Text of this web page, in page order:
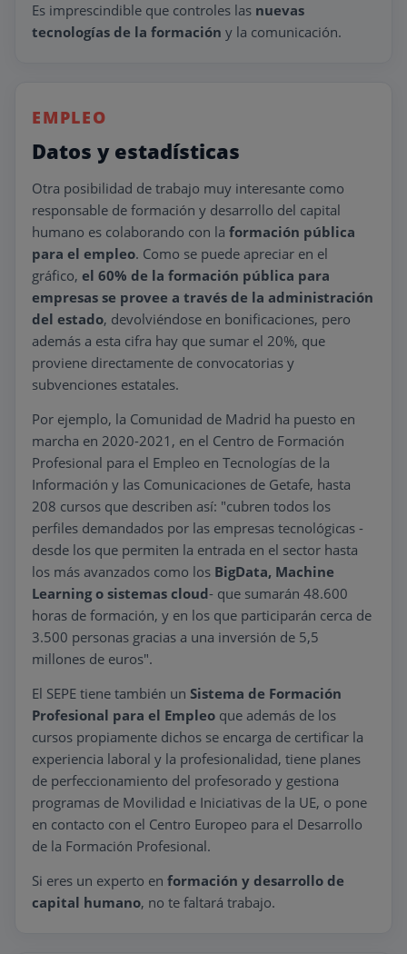
Es imprescindible que controles las nuevas
tecnologías de la formación y la comunicación.
EMPLEO
Datos y estadísticas
Otra posibilidad de trabajo muy interesante como
responsable de formación y desarrollo del capital
humano es colaborando con la formación pública
para el empleo. Como se puede apreciar en el
gráfico, el 60% de la formación pública para
empresas se provee a través de la administración
del estado, devolviéndose en bonificaciones, pero
además a esta cifra hay que sumar el 20%, que
proviene directamente de convocatorias y
subvenciones estatales.
Por ejemplo, la Comunidad de Madrid ha puesto en
marcha en 2020-2021, en el Centro de Formación
Profesional para el Empleo en Tecnologías de la
Información y las Comunicaciones de Getafe, hasta
208 cursos que describen así: "cubren todos los
perfiles demandados por las empresas tecnológicas -
desde los que permiten la entrada en el sector hasta
los más avanzados como los BigData, Machine
Learning o sistemas cloud- que sumarán 48.600
horas de formación, y en los que participarán cerca de
3.500 personas gracias a una inversión de 5,5
millones de euros".
El SEPE tiene también un Sistema de Formación
Profesional para el Empleo que además de los
cursos propiamente dichos se encarga de certificar la
experiencia laboral y la profesionalidad, tiene planes
de perfeccionamiento del profesorado y gestiona
programas de Movilidad e Iniciativas de la UE, o pone
en contacto con el Centro Europeo para el Desarrollo
de la Formación Profesional.
Si eres un experto en formación y desarrollo de
capital humano, no te faltará trabajo.